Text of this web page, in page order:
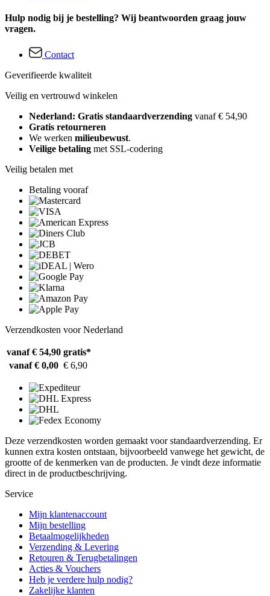
Hulp nodig bij je bestelling? Wij beantwoorden graag jouw
vragen.
Contact
Geverifieerde kwaliteit
Veilig en vertrouwd winkelen
Nederland: Gratis standaardverzending vanaf € 54,90
Gratis retourneren
We werken milieubewust.
Veilige betaling met SSL-codering
Veilig betalen met
Betaling vooraf
Verzendkosten voor Nederland
vanaf € 54,90 gratis*
vanaf € 0,00 € 6,90
Deze verzendkosten worden gemaakt voor standaardverzending. Er
kunnen extra kosten ontstaan, bijvoorbeeld vanwege het gewicht, de
grootte of de kenmerken van de producten. Je vindt deze informatie
direct in de productbeschrijving.
Service
Mijn klantenaccount
Mijn bestelling
Betaalmogelijkheden
Verzending & Levering
Retouren & Terugbetalingen
Acties & Vouchers
Heb je verdere hulp nodig?
Zakelijke klanten